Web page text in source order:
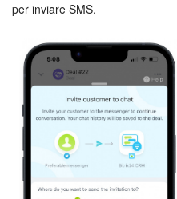
per inviare SMS.